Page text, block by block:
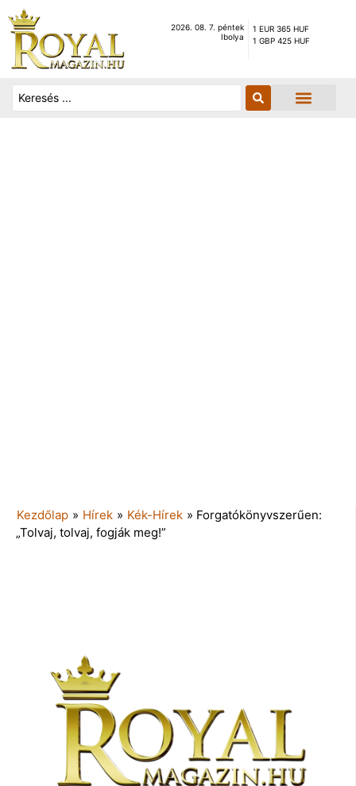
2026. 08. 7. péntek
Ibolya
1 EUR 365 HUF
1 GBP 425 HUF
Kezdőlap » Hírek » Kék-Hírek » Forgatókönyvszerűen:
„Tolvaj, tolvaj, fogják meg!”